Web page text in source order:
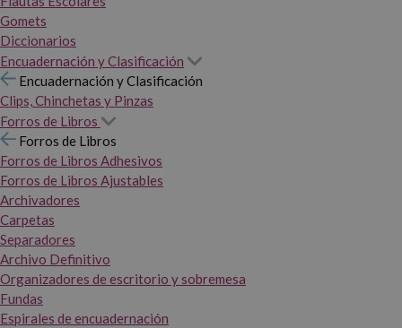
Gomets
Diccionarios
Encuadernación y Clasificación
Encuadernación y Clasificación
Clips, Chinchetas y Pinzas
Forros de Libros
Forros de Libros
Forros de Libros Adhesivos
Forros de Libros Ajustables
Archivadores
Carpetas
Separadores
Archivo Definitivo
Organizadores de escritorio y sobremesa
Fundas
Espirales de encuadernación